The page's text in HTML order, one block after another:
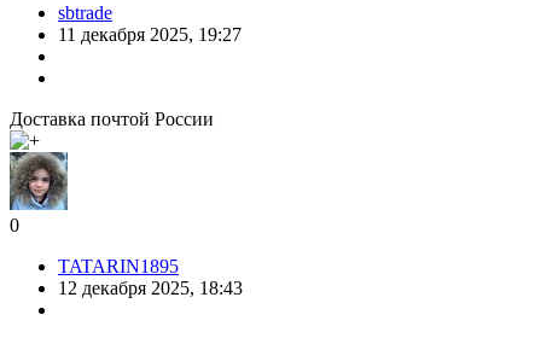
sbtrade
11 декабря 2025, 19:27
Доставка почтой России
0
TATARIN1895
12 декабря 2025, 18:43